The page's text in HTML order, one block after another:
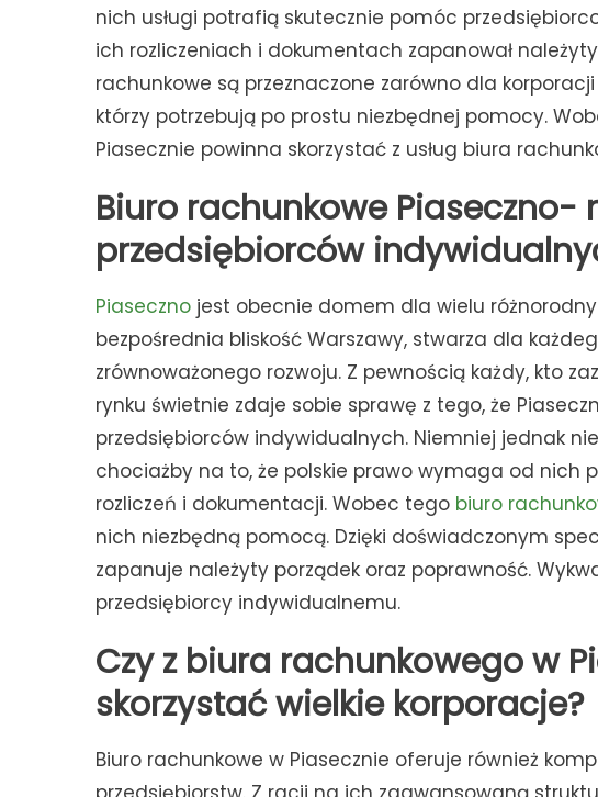
nich usługi potrafią skutecznie pomóc
ich rozliczeniach i dokumentach zapanował
rachunkowe są przeznaczone zarówno dla
którzy potrzebują po prostu niezbędnej pomocy.
Piasecznie powinna skorzystać z usług biura
Biuro rachunkowe
przedsiębiorców
Piaseczno jest obecnie domem dla wielu
bezpośrednia bliskość Warszawy, stwarza dla
zrównoważonego rozwoju. Z pewnością każdy, kto
rynku świetnie zdaje sobie sprawę z tego, że
przedsiębiorców indywidualnych. Niemniej jednak
chociażby na to, że polskie prawo wymaga od nich
rozliczeń i dokumentacji. Wobec tego biuro
nich niezbędną pomocą. Dzięki doświadczonym
zapanuje należyty porządek oraz poprawność.
przedsiębiorcy indywidualnemu.
Czy z biura rachunkowego w
skorzystać wielkie korporacje?
Biuro rachunkowe w Piasecznie oferuje również